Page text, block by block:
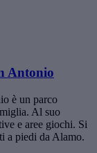
Antonio
è un parco
Al suo
e aree giochi. Si
a piedi da Alamo.